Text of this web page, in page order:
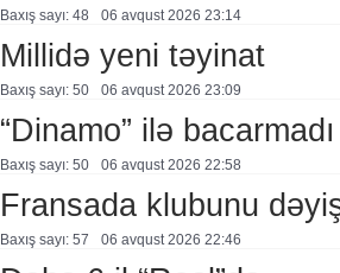
Baxış sayı: 48 06 avqust 2026 23:14
Millidə yeni təyinat
Baxış sayı: 50 06 avqust 2026 23:09
“Dinamo” ilə bacarmadı
Baxış sayı: 50 06 avqust 2026 22:58
Fransada klubunu
Baxış sayı: 57 06 avqust 2026 22:46